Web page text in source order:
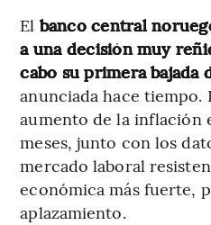
El banco central
a una decisión muy
cabo su primera bajada
anunciada hace tiempo.
aumento de la inflación
meses, junto con los
mercado laboral
económica más fuerte,
aplazamiento.